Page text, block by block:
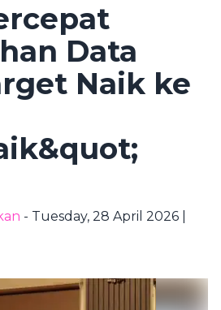
Data
Naik ke
- Tuesday, 28 April 2026 |